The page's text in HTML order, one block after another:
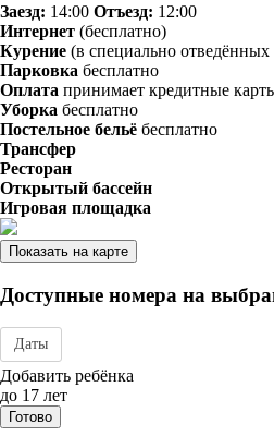
Заезд: 14:00 Отъезд: 12:00
Интернет (бесплатно)
Курение (в специально отведённых
Парковка бесплатно
Оплата принимает кредитные
Уборка бесплатно
Постельное бельё бесплатно
Трансфер
Ресторан
Открытый бассейн
Игровая площадка
Показать на карте
Доступные номера на
Даты
Дата заезда - отъезда
Добавить ребёнка
до 17 лет
Готово